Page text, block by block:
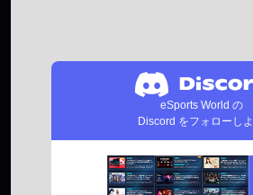
eSports World の
Discord をフォローし